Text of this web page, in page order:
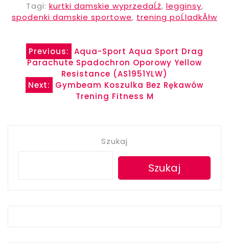
Tagi: kurtki damskie wyprzedaĹź, legginsy,
spodenki damskie sportowe, trening poĹladkĂłw
Nawigacja
wpisu
Previous: Aqua-Sport Aqua Sport Drag
Parachute Spadochron Oporowy Yellow
Resistance (AS1951YLW)
Next:
Gymbeam Koszulka Bez Rękawów
Trening Fitness M
Szukaj
Szukaj